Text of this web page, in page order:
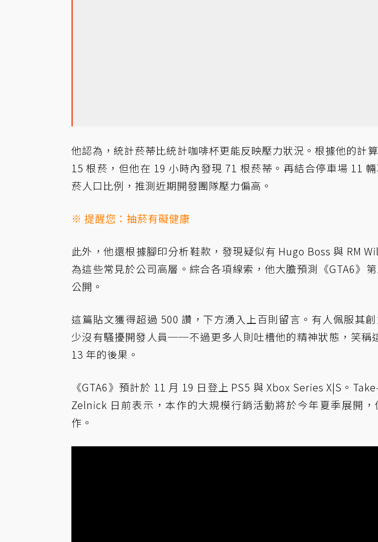
他認為，統計菸蒂比統計咖啡杯更能反映壓力狀況。根據他的計
15 根菸，但他在 19 小時內發現 71 根菸蒂。再結合停車場 11
菸人口比例，推測近期開發團隊壓力偏高。
※ 提醒您：抽菸有礙健康
此外，他還根據腳印分析鞋款，發現疑似有 Hugo Boss 與 RM
為這些常見於公司高層。綜合各項線索，他大膽預測《GTA6》
公開。
這篇貼文獲得超過 500 讚，下方湧入上百則留言。有人佩服其
少沒有騷擾開發人員──不過更多人則吐槽他的精神狀態，笑稱
13 年的後果。
《GTA6》預計於 11 月 19 日登上 PS5 與 Xbox Series X|S。
Zelnick 日前表示，本作的大規模行銷活動將於今年夏季展開
作。